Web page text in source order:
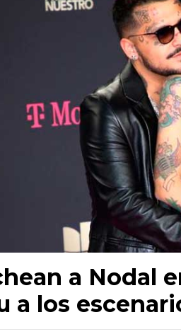
a Nodal
a los